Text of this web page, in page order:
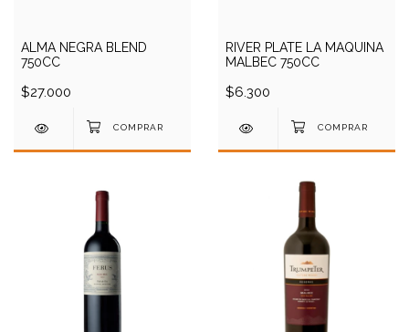
ALMA NEGRA BLEND
750CC
$27.000
RIVER PLATE LA MAQUINA
MALBEC 750CC
$6.300